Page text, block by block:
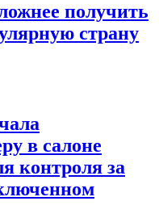
получить
страну
в салоне
контроля за